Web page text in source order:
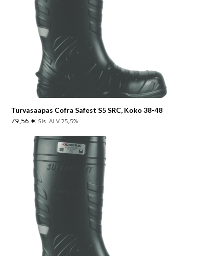
Turvasaapas Cofra Safest S5 SRC, Koko 38-48
79,56 € Sis. ALV 25,5%